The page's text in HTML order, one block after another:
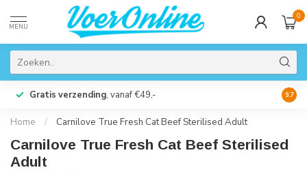
MENU
0
Gratis verzending, vanaf €49,- 9.7
Home / Carnilove True Fresh Cat Beef Sterilised Adult
Carnilove True Fresh Cat Beef Sterilised
Adult